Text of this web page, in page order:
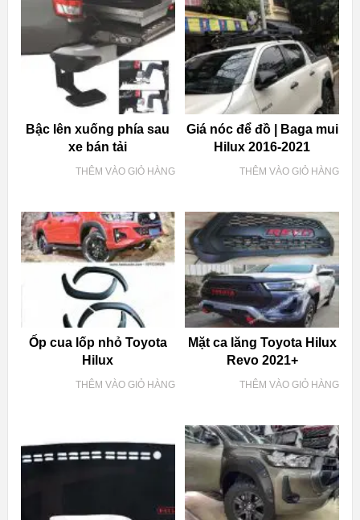
Bậc lên xuống phía sau
xe bán tải
THÊM VÀO GIỎ HÀNG
Giá nóc để đồ | Baga mui
Hilux 2016-2021
THÊM VÀO GIỎ HÀNG
Ốp cua lốp nhỏ Toyota
Hilux
THÊM VÀO GIỎ HÀNG
Mặt ca lăng Toyota Hilux
Revo 2021+
THÊM VÀO GIỎ HÀNG